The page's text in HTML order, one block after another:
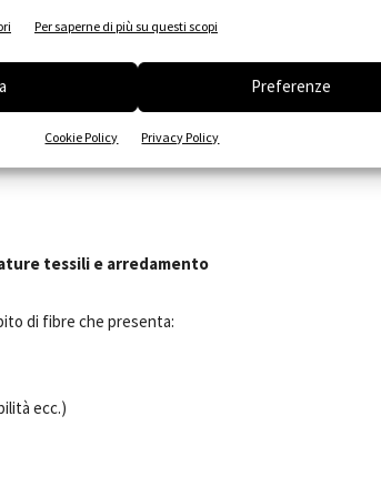
Per saperne di più su questi scopi
Preferenze
Cookie Policy Privacy Policy
solari esterne;
tessili e arredamento
di fibre che presenta:
ecc.)